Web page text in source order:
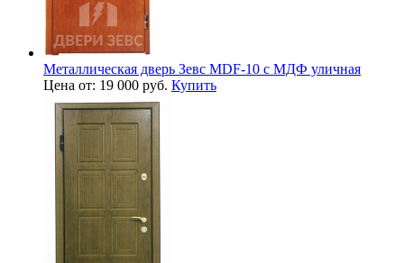
Металлическая дверь Зевс MDF-10 с МДФ уличная
Цена от: 19 000 руб. Купить